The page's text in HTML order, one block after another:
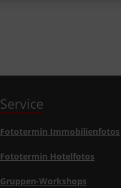
Service
Fototermin Immobilienfotos
Fototermin Hotelfotos
Gruppen-Workshops